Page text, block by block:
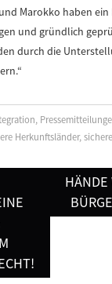
Marokko haben ein
und gründlich
durch die
,
Herkunftsländer,
HÄNDE